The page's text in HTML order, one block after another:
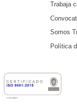
Trabaja
Somos
Política